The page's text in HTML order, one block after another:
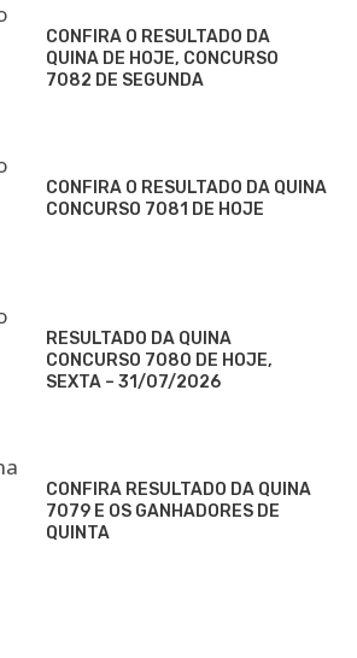
CONFIRA O RESULTADO DA
QUINA DE HOJE, CONCURSO
7082 DE SEGUNDA
CONFIRA O RESULTADO DA QUINA
CONCURSO 7081 DE HOJE
RESULTADO DA QUINA
CONCURSO 7080 DE HOJE,
SEXTA – 31/07/2026
CONFIRA RESULTADO DA QUINA
7079 E OS GANHADORES DE
QUINTA